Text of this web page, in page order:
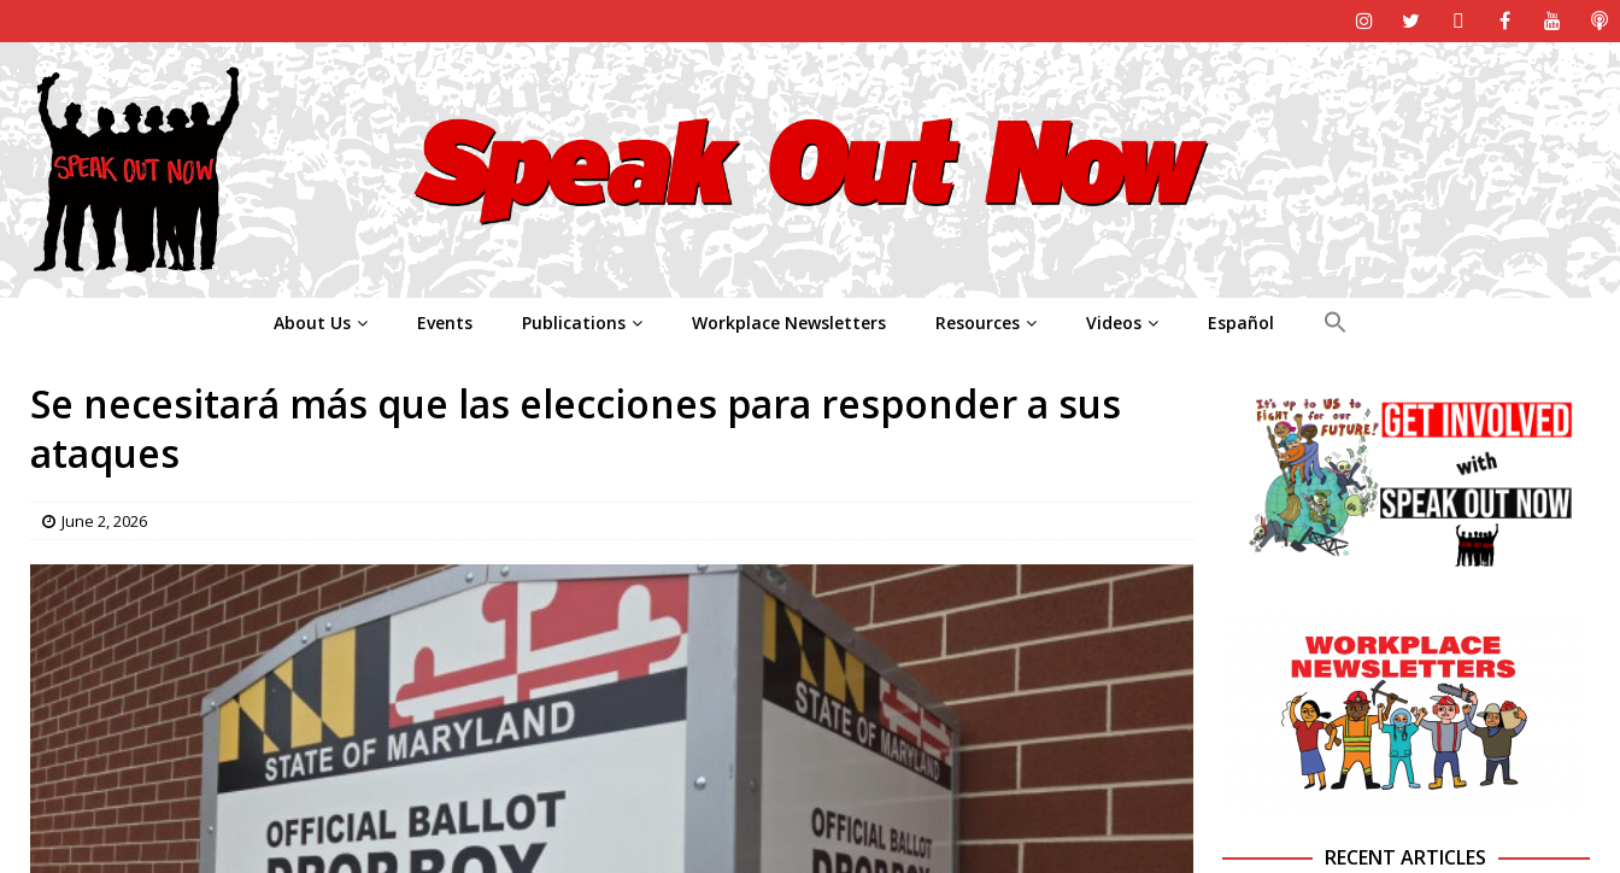
About Us Events Publications Workplace Newsletters Resources Videos Español
Se necesitará más que las elecciones para responder a sus
ataques
June 2, 2026
RECENT ARTICLES